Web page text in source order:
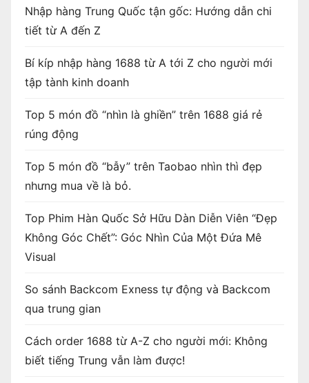
Nhập hàng Trung Quốc tận gốc: Hướng dẫn chi
tiết từ A đến Z
Bí kíp nhập hàng 1688 từ A tới Z cho người mới
tập tành kinh doanh
Top 5 món đồ “nhìn là ghiền” trên 1688 giá rẻ
rúng động
Top 5 món đồ “bẫy” trên Taobao nhìn thì đẹp
nhưng mua về là bỏ.
Top Phim Hàn Quốc Sở Hữu Dàn Diễn Viên “Đẹp
Không Góc Chết”: Góc Nhìn Của Một Đứa Mê
Visual
So sánh Backcom Exness tự động và Backcom
qua trung gian
Cách order 1688 từ A-Z cho người mới: Không
biết tiếng Trung vẫn làm được!